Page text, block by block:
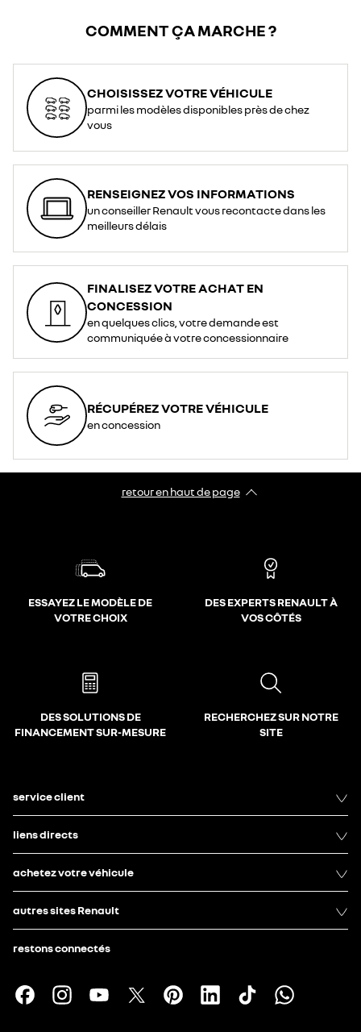
COMMENT ÇA MARCHE ?
CHOISISSEZ VOTRE VÉHICULE
parmi les modèles disponibles près de chez
vous
RENSEIGNEZ VOS INFORMATIONS
un conseiller Renault vous recontacte dans les
meilleurs délais
FINALISEZ VOTRE ACHAT EN
CONCESSION
en quelques clics, votre demande est
communiquée à votre concessionnaire
RÉCUPÉREZ VOTRE VÉHICULE
en concession
retour en haut de page​
ESSAYEZ LE MODÈLE DE
VOTRE CHOIX
DES EXPERTS RENAULT À
VOS CÔTÉS
DES SOLUTIONS DE
FINANCEMENT SUR-MESURE
RECHERCHEZ SUR NOTRE
SITE
service client
liens directs
achetez votre véhicule
autres sites Renault
restons connectés